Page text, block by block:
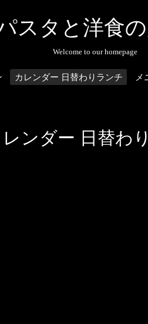
スタと洋食
Welcome to our homepage
カレンダー 日替わりランチ メ
レンダー 日替わ